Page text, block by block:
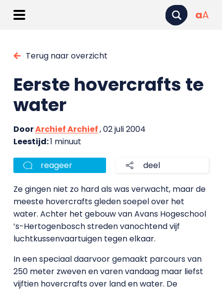
aA
Terug naar overzicht
Eerste hovercrafts te
water
DoorArchief Archief, 02 juli 2004
Leestijd:1 minuut
reageer deel
Ze gingen niet zo hard als was verwacht, maar de
meeste hovercrafts gleden soepel over het
water. Achter het gebouw van Avans Hogeschool
’s-Hertogenbosch streden vanochtend vijf
luchtkussenvaartuigen tegen elkaar.
In een speciaal daarvoor gemaakt parcours van
250 meter zweven en varen vandaag maar liefst
vijftien hovercrafts over land en water. De